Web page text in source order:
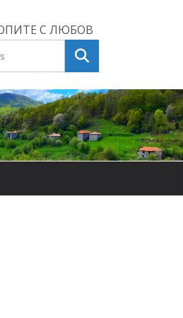
С ЛЮБОВ
Търсене